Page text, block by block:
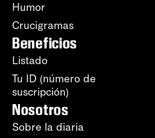
Humor
Crucigramas
Beneficios
Listado
Tu ID (número de
suscripción)
Nosotros
Sobre la diaria